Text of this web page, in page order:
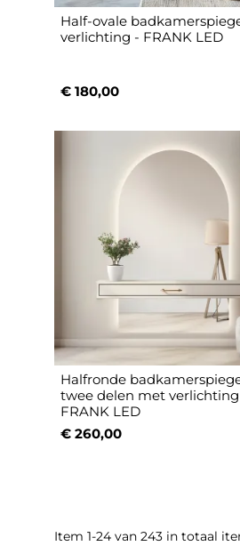
Half-ovale
verlichting - FRANK LED
€ 180,00
Halfronde
twee delen met
FRANK LED
€ 260,00
Item 1-24 van 243 in totaal